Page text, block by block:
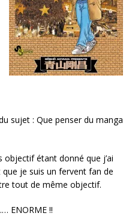
sujet : Que penser du manga
objectif étant donné que j’ai
je suis un fervent fan de
tout de même objectif.
ENORME !!